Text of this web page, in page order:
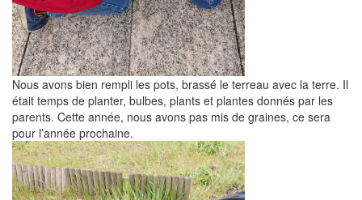
Nous avons bien rempli les pots, brassé le terreau avec la terre. Il
était temps de planter, bulbes, plants et plantes donnés par les
parents. Cette année, nous avons pas mis de graines, ce sera
pour l’année prochaine.